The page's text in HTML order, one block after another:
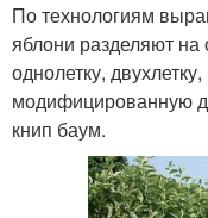
По технологиям
яблони разделяют на
однолетку,
модифицированную
книп баум.